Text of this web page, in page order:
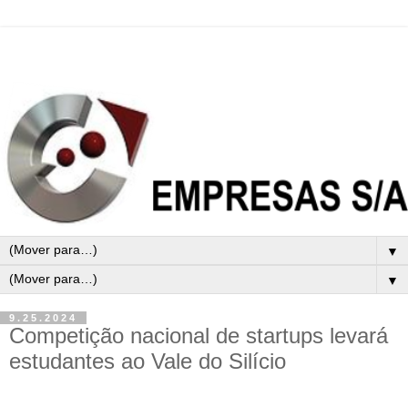
▼
▼
9.25.2024
Competição nacional de startups levará
estudantes ao Vale do Silício